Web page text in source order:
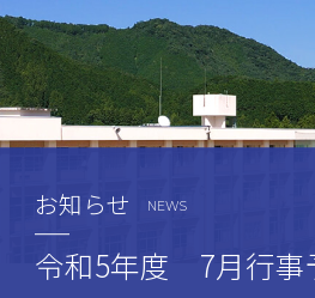
お知らせ NEWS
令和5年度 7月行事